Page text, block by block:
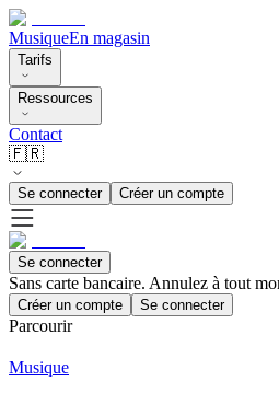
MusiqueEn magasin
Tarifs
Ressources
Contact
🇫🇷
Se connecter Créer un compte
Se connecter
Sans carte bancaire. Annulez à tout
Créer un compte Se connecter
Parcourir
Musique